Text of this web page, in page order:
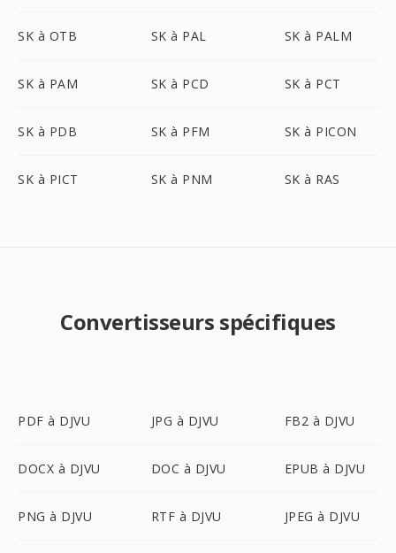
SK à OTB SK à PAL SK à PALM
SK à PAM SK à PCD SK à PCT
SK à PDB SK à PFM SK à PICON
SK à PICT SK à PNM SK à RAS
Convertisseurs spécifiques
PDF à DJVU JPG à DJVU FB2 à DJVU
DOCX à DJVU DOC à DJVU EPUB à DJVU
PNG à DJVU RTF à DJVU JPEG à DJVU